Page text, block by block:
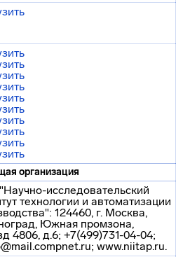
организация
исследовательский
технологии и автоматизации
124460, г. Москва,
Южная промзона,
4806, д.6; +7(499)731-04-04;
www.niitap.ru.